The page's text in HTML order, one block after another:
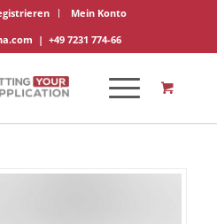
Mein Konto
| +49 7231 774-66